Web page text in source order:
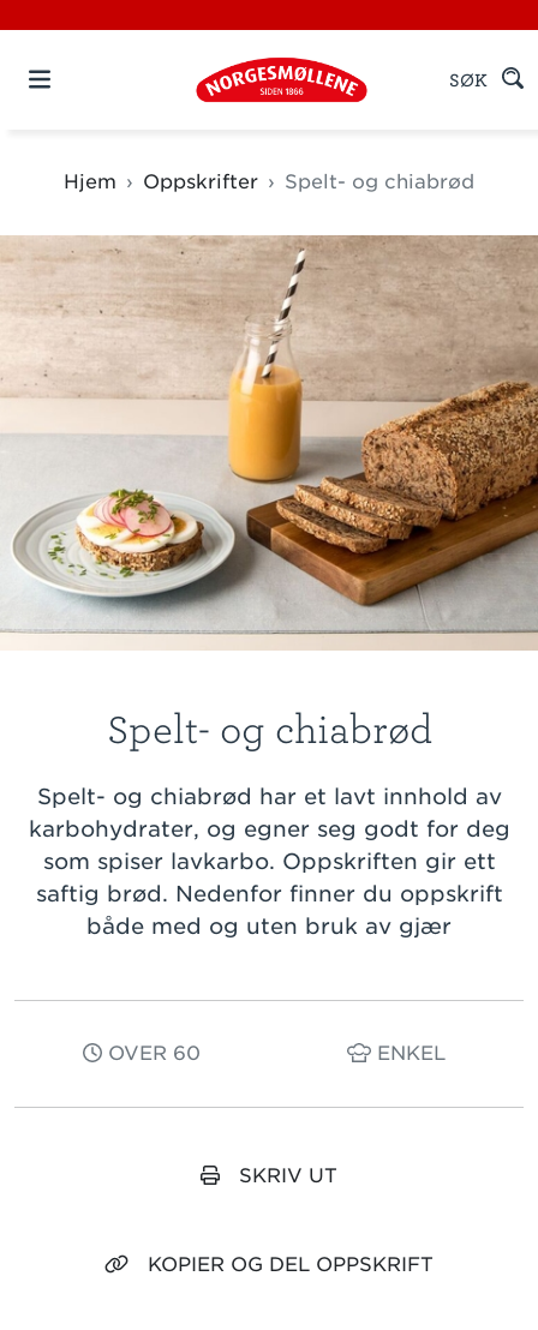
SØK
Hjem Oppskrifter Spelt- og chiabrød
Spelt- og chiabrød
Spelt- og chiabrød har et lavt innhold av
karbohydrater, og egner seg godt for deg
som spiser lavkarbo. Oppskriften gir ett
saftig brød. Nedenfor finner du oppskrift
både med og uten bruk av gjær
OVER 60 ENKEL
SKRIV UT
KOPIER OG DEL OPPSKRIFT